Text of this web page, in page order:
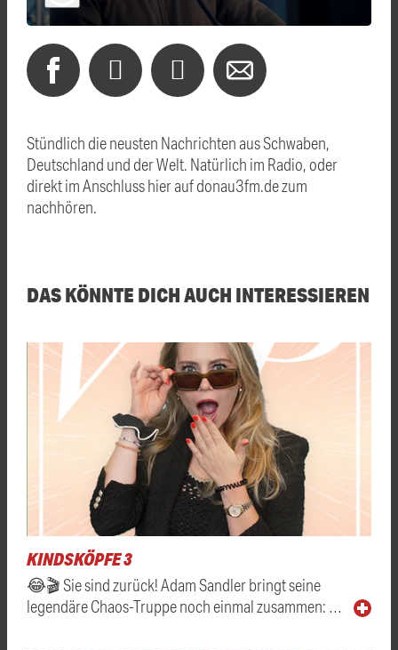
Stündlich die neusten Nachrichten aus Schwaben,
Deutschland und der Welt. Natürlich im Radio, oder
direkt im Anschluss hier auf donau3fm.de zum
nachhören.
DAS KÖNNTE DICH AUCH INTERESSIEREN
KINDSKÖPFE 3
😂🎬 Sie sind zurück! Adam Sandler bringt seine
legendäre Chaos-Truppe noch einmal zusammen: …